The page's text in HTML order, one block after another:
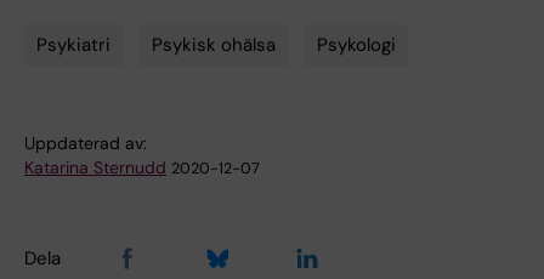
Tags
Psykiatri Psykisk ohälsa Psykologi
Uppdaterad av:
Katarina Sternudd 2020-12-07
Dela